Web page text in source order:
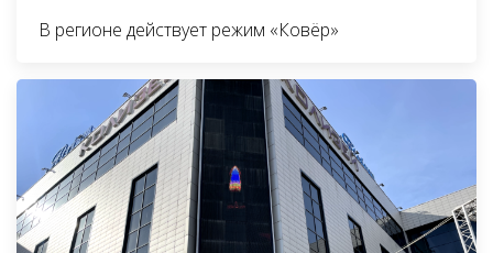
В регионе действует режим «Ковёр»